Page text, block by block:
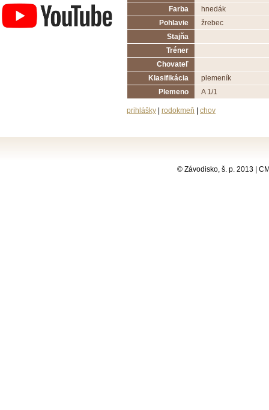
Farba
hnedák
Pohlavie
žrebec
Stajňa
Tréner
Chovateľ
Klasifikácia
plemeník
Plemeno
A 1/1
prihlášky rodokmeň chov
© Závodisko, š. p. 2013 |